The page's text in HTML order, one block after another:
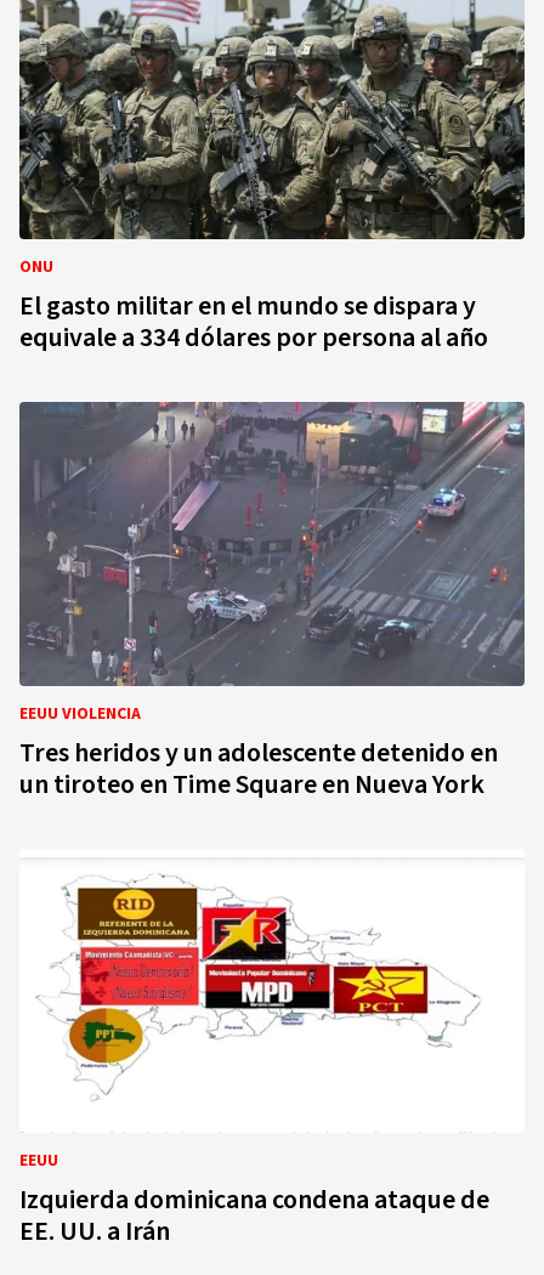
ONU
El gasto militar en el mundo se dispara y
equivale a 334 dólares por persona al año
EEUU VIOLENCIA
Tres heridos y un adolescente detenido en
un tiroteo en Time Square en Nueva York
EEUU
Izquierda dominicana condena ataque de
EE. UU. a Irán